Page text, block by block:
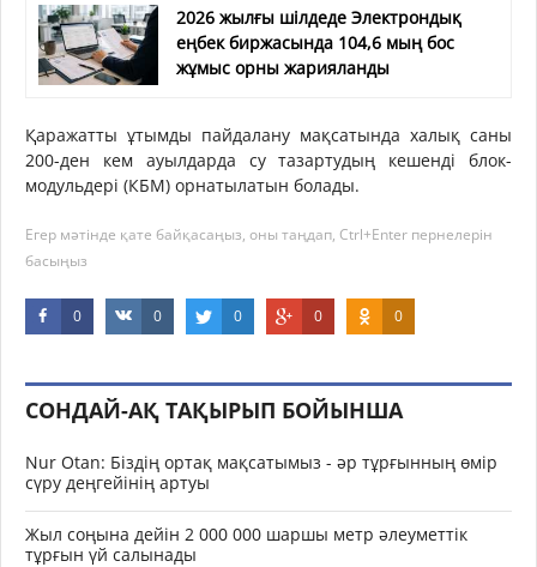
2026 жылғы шілдеде Электрондық
еңбек биржасында 104,6 мың бос
жұмыс орны жарияланды
Қаражатты ұтымды пайдалану мақсатында халық саны
200-ден кем ауылдарда су тазартудың кешенді блок-
модульдері (КБМ) орнатылатын болады.
Егер мәтінде қате байқасаңыз, оны таңдап, Ctrl+Enter пернелерін
басыңыз
0 0 0 0 0
СОНДАЙ-АҚ ТАҚЫРЫП БОЙЫНША
Nur Otan: Біздің ортақ мақсатымыз - әр тұрғынның өмір
сүру деңгейінің артуы
Жыл соңына дейін 2 000 000 шаршы метр әлеуметтік
тұрғын үй салынады